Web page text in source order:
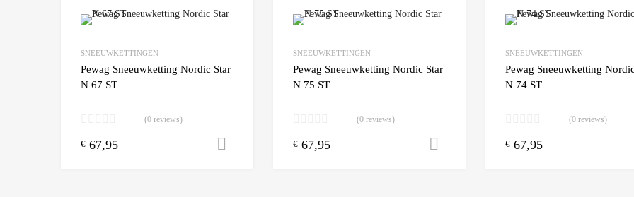
Add to Wishlist
SNEEUWKETTINGEN
Pewag Sneeuwketting Nordic Star
N 67 ST
(0 reviews)
€ 67,95 Toevoegen aan winkelwagen
Add to Wishlist
SNEEUWKETTINGEN
Pewag Sneeuwketting Nordic Star
N 75 ST
(0 reviews)
€ 67,95 Toevoegen aan winkelwagen
SNEEUWKETTINGEN
Pewag Sneeuwketting
N 74 ST
(0 reviews)
€ 67,95